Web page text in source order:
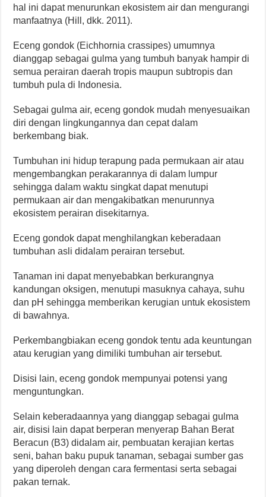
hal ini dapat menurunkan ekosistem air dan mengurangi
manfaatnya (Hill, dkk. 2011).
Eceng gondok (Eichhornia crassipes) umumnya
dianggap sebagai gulma yang tumbuh banyak hampir di
semua perairan daerah tropis maupun subtropis dan
tumbuh pula di Indonesia.
Sebagai gulma air, eceng gondok mudah menyesuaikan
diri dengan lingkungannya dan cepat dalam
berkembang biak.
Tumbuhan ini hidup terapung pada permukaan air atau
mengembangkan perakarannya di dalam lumpur
sehingga dalam waktu singkat dapat menutupi
permukaan air dan mengakibatkan menurunnya
ekosistem perairan disekitarnya.
Eceng gondok dapat menghilangkan keberadaan
tumbuhan asli didalam perairan tersebut.
Tanaman ini dapat menyebabkan berkurangnya
kandungan oksigen, menutupi masuknya cahaya, suhu
dan pH sehingga memberikan kerugian untuk ekosistem
di bawahnya.
Perkembangbiakan eceng gondok tentu ada keuntungan
atau kerugian yang dimiliki tumbuhan air tersebut.
Disisi lain, eceng gondok mempunyai potensi yang
menguntungkan.
Selain keberadaannya yang dianggap sebagai gulma
air, disisi lain dapat berperan menyerap Bahan Berat
Beracun (B3) didalam air, pembuatan kerajian kertas
seni, bahan baku pupuk tanaman, sebagai sumber gas
yang diperoleh dengan cara fermentasi serta sebagai
pakan ternak.